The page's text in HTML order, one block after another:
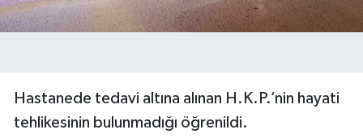
Hastanede tedavi altına alınan H.K.P.’nin hayati
tehlikesinin bulunmadığı öğrenildi.